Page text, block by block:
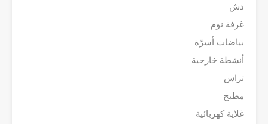
دش
غرفة نوم
بياضات أسرّة
أنشطة خارجية
تراس
مطبخ
غلاية كهربائية